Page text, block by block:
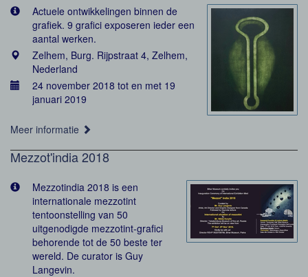
Actuele ontwikkelingen binnen de
grafiek. 9 grafici exposeren ieder een
aantal werken.
Zelhem, Burg. Rijpstraat 4, Zelhem,
Nederland
24 november 2018 tot en met 19
januari 2019
Meer informatie
Mezzot'india 2018
Mezzotindia 2018 is een
internationale mezzotint
tentoonstelling van 50
uitgenodigde mezzotint-grafici
behorende tot de 50 beste ter
wereld. De curator is Guy
Langevin.